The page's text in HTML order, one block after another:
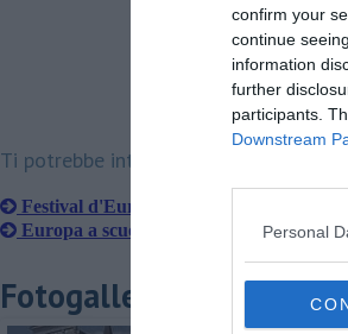
confirm your
continue
information
further
participants.
Downstream
Personal
Ti potrebbe interessare anche:
Festival d'Europa, si comincia
Europa a scuola, i vincitori del concorso
Fotogallery